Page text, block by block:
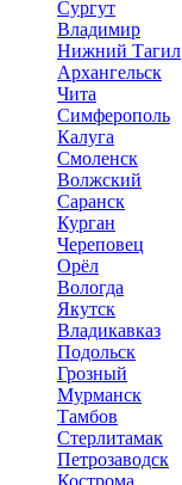
Сургут
Владимир
Нижний Тагил
Архангельск
Чита
Симферополь
Калуга
Смоленск
Волжский
Саранск
Курган
Череповец
Орёл
Вологда
Якутск
Владикавказ
Подольск
Грозный
Мурманск
Тамбов
Стерлитамак
Петрозаводск
Кострома